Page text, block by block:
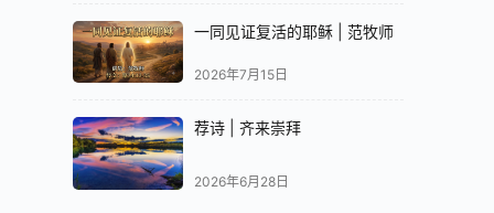
一同见证复活的耶稣 | 范牧师
2026年7月15日
荐诗 | 齐来崇拜
2026年6月28日